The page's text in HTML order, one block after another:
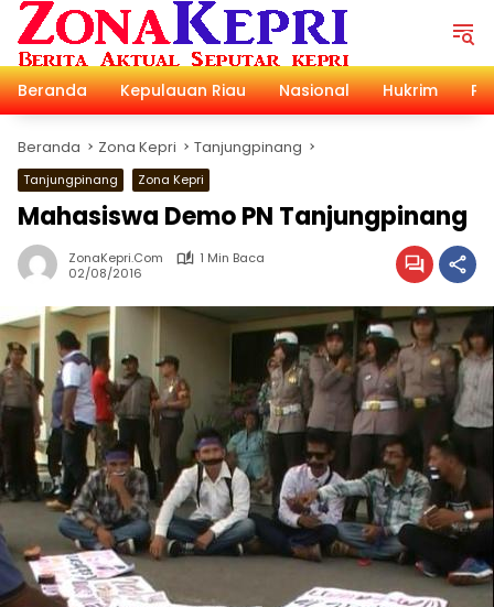
Langsung
konten
Beranda
Kepulauan Riau Nasional Hukrim
Beranda Zona Kepri Tanjungpinang
Tanjungpinang Zona Kepri
Mahasiswa Demo PN Tanjungpinang
ZonaKepri.com
1 Min Baca
02/08/2016